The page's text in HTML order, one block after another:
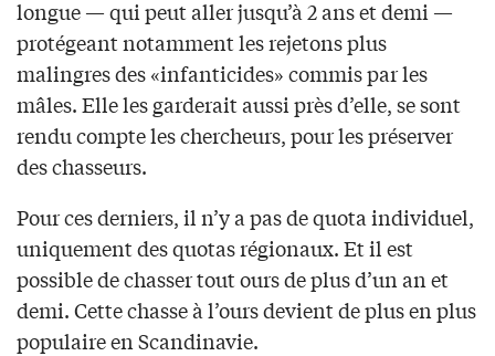
longue — qui peut aller jusqu’à 2 ans et demi —
protégeant notamment les rejetons plus
malingres des «infanticides» commis par les
mâles. Elle les garderait aussi près d’elle, se sont
rendu compte les chercheurs, pour les préserver
des chasseurs.
Pour ces derniers, il n’y a pas de quota individuel,
uniquement des quotas régionaux. Et il est
possible de chasser tout ours de plus d’un an et
demi. Cette chasse à l’ours devient de plus en plus
populaire en Scandinavie.